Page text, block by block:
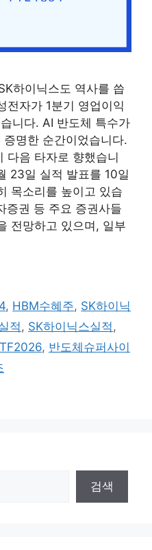
하이닉스도 역사를 씁
자가 1분기 영업이익
니다. AI 반도체 특수가
명한 순간이었습니다.
다음 타자로 향했습니
23일 실적 발표를 10일
목소리를 높이고 있습
증권 등 주요 증권사들
전망하고 있으며, 일부
, HBM수혜주, SK하이닉
적 , SK하이닉스실적 ,
, 반도체슈퍼사이
검색